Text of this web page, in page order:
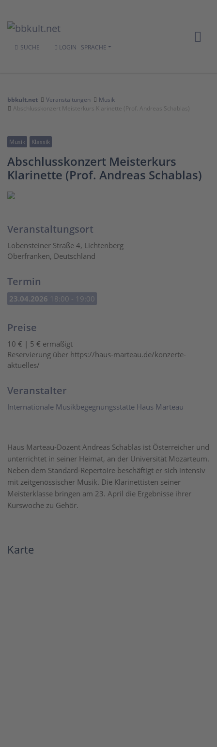
SUCHE LOGIN SPRACHE
bbkult.net Veranstaltungen
Musik
Abschlusskonzert Meisterkurs Klarinette (Prof. Andreas Schablas)
Musik Klassik
Abschlusskonzert Meisterkurs
Klarinette (Prof. Andreas Schablas)
Haus Marteau-Dozent Andreas Schablas ist Österreicher und
unterrichtet in seiner Heimat, an der Universität Mozarteum.
Neben dem Standard-Repertoire beschäftigt er sich intensiv
mit zeitgenössischer Musik. Die Klarinettisten seiner
Meisterklasse bringen am 23. April die Ergebnisse ihrer
Kurswoche zu Gehör.
Veranstaltungsort
Lobensteiner Straße 4, Lichtenberg
Oberfranken, Deutschland
Termin
23.04.2026 18:00 - 19:00
Preise
10 € | 5 € ermäßigt
Reservierung über https://haus-marteau.de/konzerte-
aktuelles/
Veranstalter
Internationale Musikbegegnungsstätte Haus Marteau
Karte